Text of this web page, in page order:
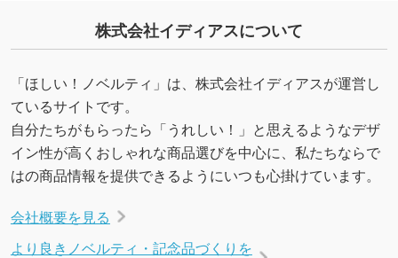
株式会社イディアスについて
「ほしい！ノベルティ」は、株式会社イディアスが運営し
ているサイトです。
自分たちがもらったら「うれしい！」と思えるようなデザ
イン性が高くおしゃれな商品選びを中心に、私たちならで
はの商品情報を提供できるようにいつも心掛けています。
会社概要を見る
より良きノベルティ・記念品づくりを